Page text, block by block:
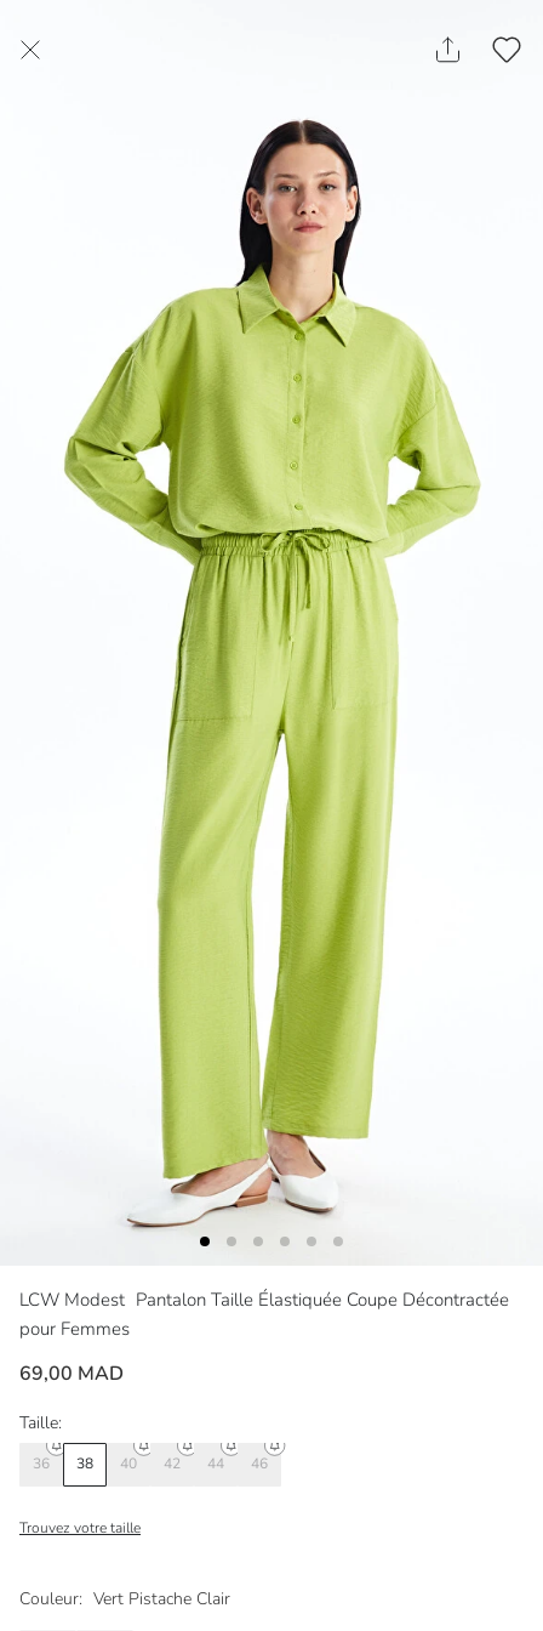
LCW Modest Pantalon Taille Élastiquée Coupe Décontractée
pour Femmes
69,00 MAD
Couleur: Vert Pistache Clair
Taille:
36 38 40 42 44 46
Trouvez votre taille